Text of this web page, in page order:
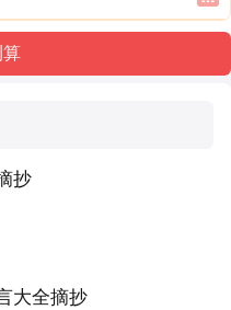
抄
大全摘抄